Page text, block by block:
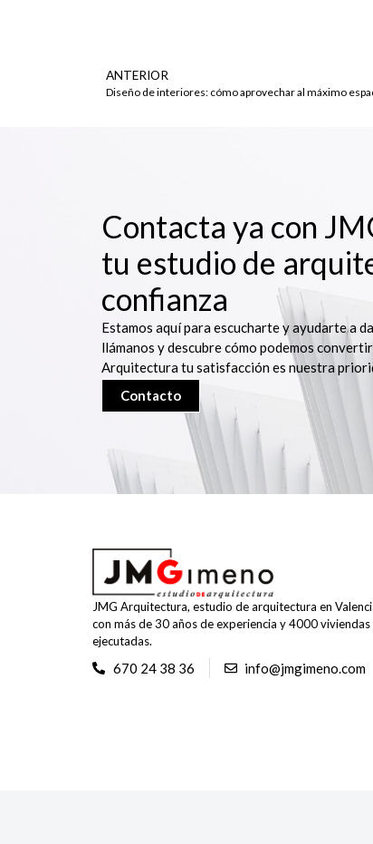
ANTERIOR
Diseño de interiores: cómo aprovechar al máximo
Contacta ya con
tu estudio de
confianza
Estamos aquí para escucharte y ayudarte a
llámanos y descubre cómo podemos
Arquitectura tu satisfacción es nuestra
Contacto
JMG Arquitectura, estudio de arquitectura en
con más de 30 años de experiencia y 4000
ejecutadas.
670 24 38 36 info@jmgimeno.com